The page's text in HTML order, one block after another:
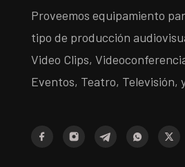
Proveemos equipamiento
tipo de producción
Video Clips,
Eventos, Teatro, Televisión,